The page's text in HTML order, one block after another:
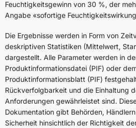
Feuchtigkeitsgewinn von 30 %, der
Angabe «sofortige
Die Ergebnisse werden in Form von
deskriptiven Statistiken (Mittelwert,
dargestellt. Alle Parameter werden in
Produktinformationsdatei (PIF) oder
Produktinformationsblatt (PIF)
Rückverfolgbarkeit und die Einhaltung
Anforderungen gewährleistet sind.
Dokumentation gibt Behörden,
Sicherheit hinsichtlich der Richtigkeit